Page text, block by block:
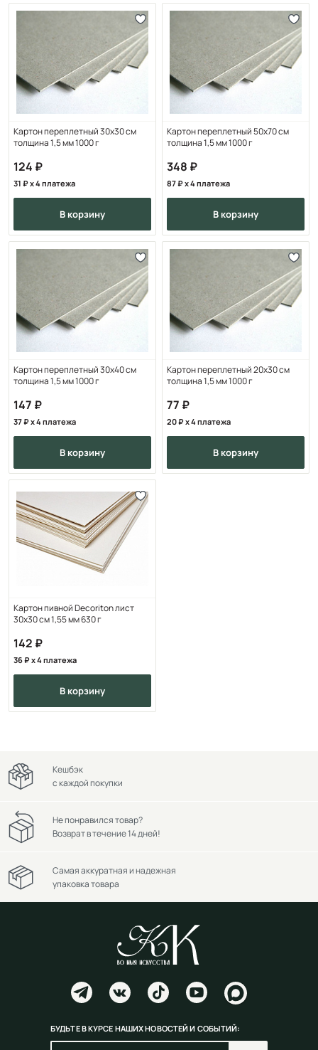
Картон переплетный 30х30 см
толщина 1,5 мм 1000 г
124
31 x 4 платежа
в корзину
Картон переплетный 50х70 см
толщина 1,5 мм 1000 г
348
87 x 4 платежа
в корзину
Картон переплетный 30х40 см
толщина 1,5 мм 1000 г
147
37 x 4 платежа
в корзину
Картон переплетный 20х30 см
толщина 1,5 мм 1000 г
77
20 x 4 платежа
в корзину
Картон пивной Decoriton лист
30х30 см 1,55 мм 630 г
142
36 x 4 платежа
в корзину
Кешбэк
с каждой покупки
Не понравился товар?
Возврат в течение 14 дней!
Самая аккуратная и надежная
упаковка товара
БУДЬТЕ В КУРСЕ НАШИХ НОВОСТЕЙ И СОБЫТИЙ: